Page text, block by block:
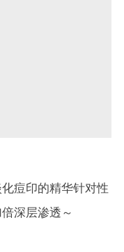
痘印的精华针对性
深层渗透～